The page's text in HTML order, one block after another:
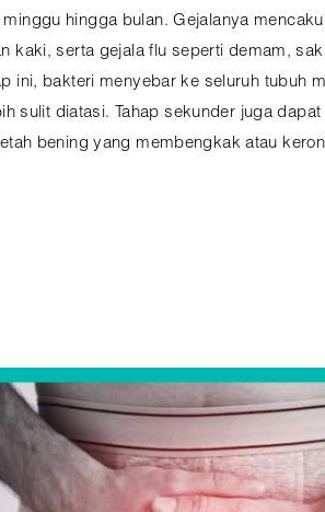
minggu hingga bulan. Gejalanya
kaki, serta gejala flu seperti demam,
ini, bakteri menyebar ke seluruh tubuh
sulit diatasi. Tahap sekunder juga
bening yang membengkak atau